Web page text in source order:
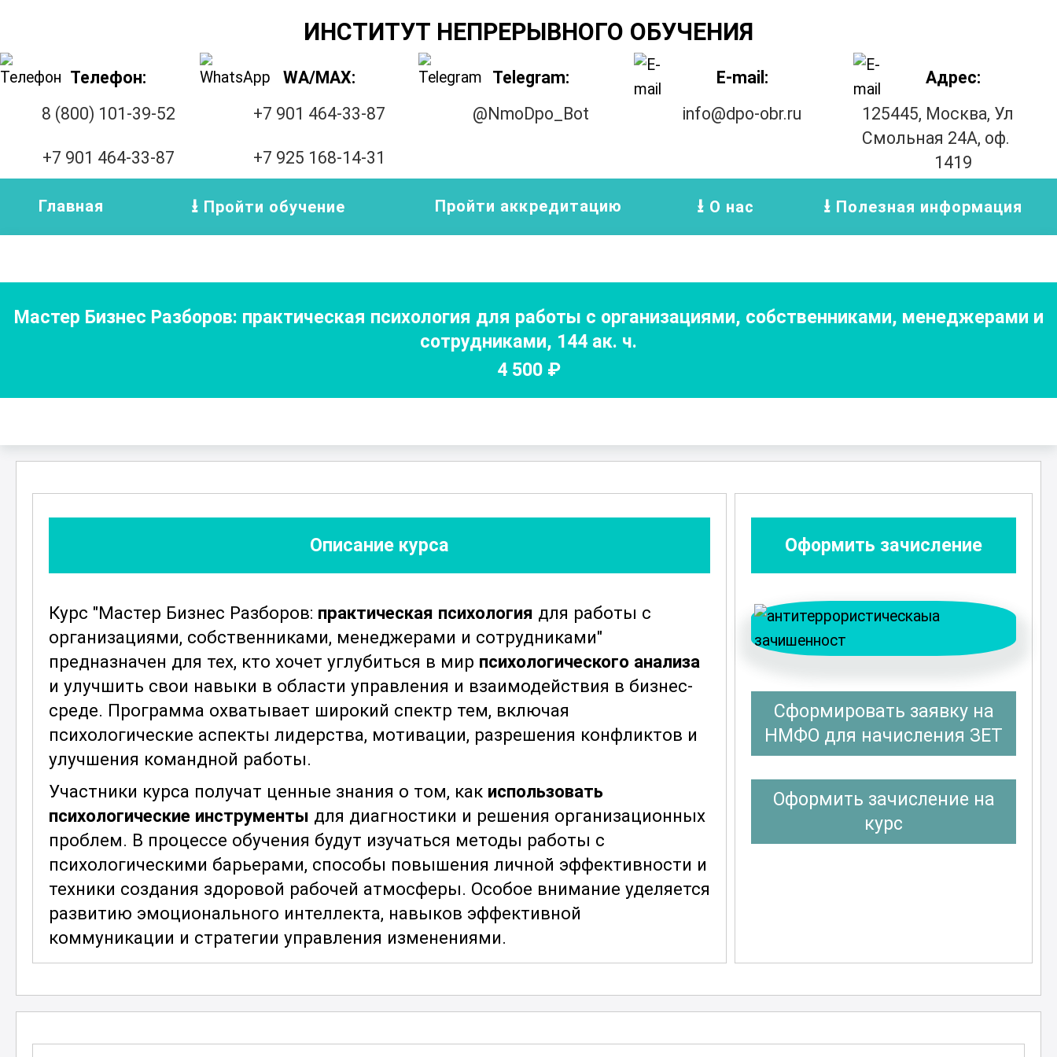
ИНСТИТУТ НЕПРЕРЫВНОГО ОБУЧЕНИЯ
Телефон:
8 (800) 101-39-52
+7 901 464-33-87
WA/MAX:
+7 901 464-33-87
+7 925 168-14-31
Telegram:
@NmoDpo_Bot
E-mail:
info@dpo-obr.ru
Адрес:
125445, Москва, Ул
Смольная 24А, оф.
1419
Главная Пройти обучение Пройти аккредитацию О нас Полезная информация
Мастер Бизнес Разборов: практическая психология для работы с организациями, собственниками, менеджерами и
сотрудниками, 144 ак. ч.
4 500₽
Описание курса
Курс "Мастер Бизнес Разборов: практическая психология для работы с
организациями, собственниками, менеджерами и сотрудниками"
предназначен для тех, кто хочет углубиться в мир психологического анализа
и улучшить свои навыки в области управления и взаимодействия в бизнес-
среде. Программа охватывает широкий спектр тем, включая
психологические аспекты лидерства, мотивации, разрешения конфликтов и
улучшения командной работы.
Участники курса получат ценные знания о том, как использовать
психологические инструменты для диагностики и решения организационных
проблем. В процессе обучения будут изучаться методы работы с
психологическими барьерами, способы повышения личной эффективности и
техники создания здоровой рабочей атмосферы. Особое внимание уделяется
развитию эмоционального интеллекта, навыков эффективной
коммуникации и стратегии управления изменениями.
В рамках курса рассматриваютсясовременные подходык мотивации
персонала и улучшению производительности, а также методы выявления и
устранения скрытых проблем в коллективе. Участники узнают, как
применять полученные знания для построения успешных команд, создания
Оформить зачисление
Сформировать заявку на
НМФО для начисления ЗЕТ
Оформить зачисление на
курс